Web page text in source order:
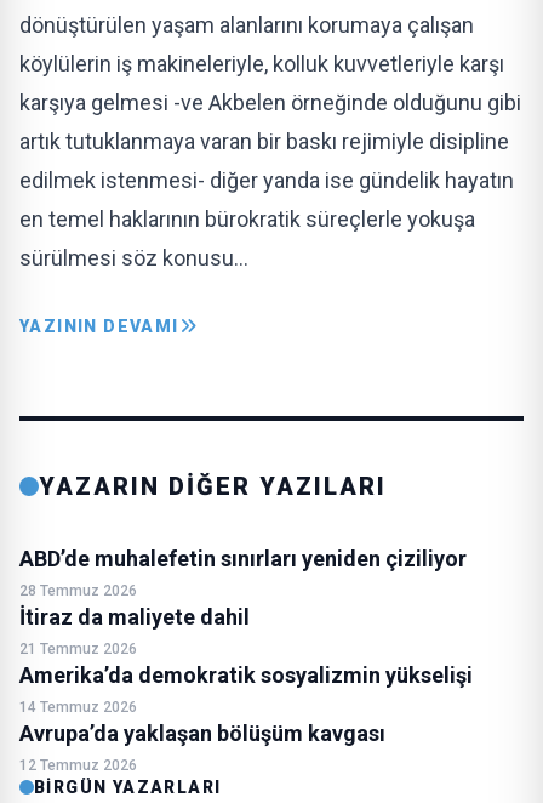
dönüştürülen yaşam alanlarını korumaya çalışan
köylülerin iş makineleriyle, kolluk kuvvetleriyle karşı
karşıya gelmesi -ve Akbelen örneğinde olduğunu gibi
artık tutuklanmaya varan bir baskı rejimiyle disipline
edilmek istenmesi- diğer yanda ise gündelik hayatın
en temel haklarının bürokratik süreçlerle yokuşa
sürülmesi söz konusu…
YAZININ DEVAMI
YAZARIN DİĞER YAZILARI
ABD’de muhalefetin sınırları yeniden çiziliyor
28 Temmuz 2026
İtiraz da maliyete dahil
21 Temmuz 2026
Amerika’da demokratik sosyalizmin yükselişi
14 Temmuz 2026
Avrupa’da yaklaşan bölüşüm kavgası
12 Temmuz 2026
BIRGÜN YAZARLARI